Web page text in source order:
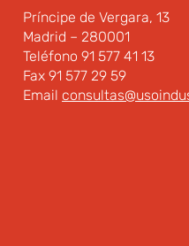
Príncipe de Vergara, 13
Madrid – 280001
Teléfono 91 577 41 13
Fax 91 577 29 59
Email